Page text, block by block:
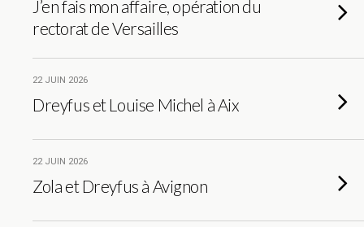
J’en fais mon affaire, opération du
rectorat de Versailles
22 JUIN 2026
Dreyfus et Louise Michel à Aix
22 JUIN 2026
Zola et Dreyfus à Avignon